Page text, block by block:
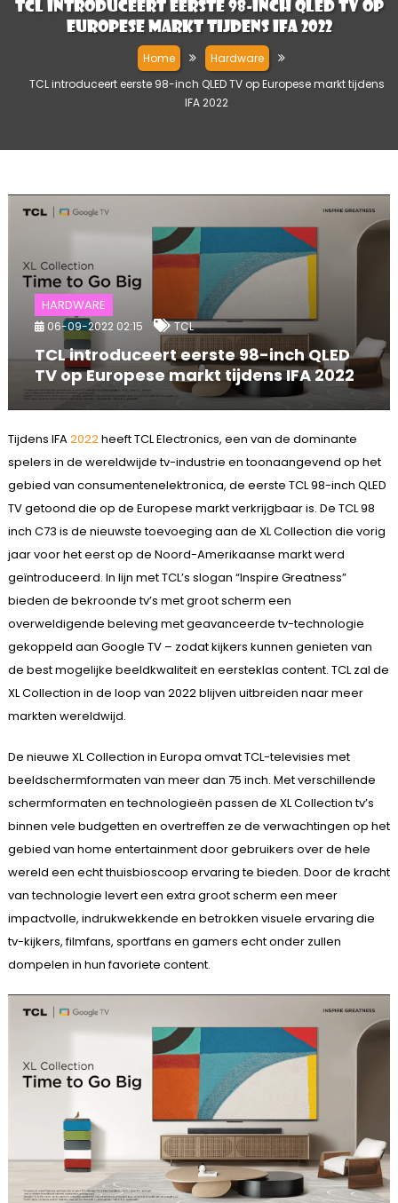
TCL introduceert eerste 98-inch QLED TV op
Europese markt tijdens IFA 2022
Home
Hardware
TCL introduceert eerste 98-inch QLED TV op Europese markt tijdens
IFA 2022
HARDWARE
06-09-2022 02:15 TCL
TCL introduceert eerste 98-inch QLED
TV op Europese markt tijdens IFA 2022
Tijdens IFA2022heeft TCL Electronics, een van de dominante
spelers in de wereldwijde tv-industrie en toonaangevend op het
gebied van consumentenelektronica, de eerste TCL 98-inch QLED
TV getoond die op de Europese markt verkrijgbaar is. De TCL 98
inch C73 is de nieuwste toevoeging aan de XL Collection die vorig
jaar voor het eerst op de Noord-Amerikaanse markt werd
geïntroduceerd. In lijn met TCL’s slogan “Inspire Greatness”
bieden de bekroonde tv’s met groot scherm een
overweldigende beleving met geavanceerde tv-technologie
gekoppeld aan Google TV – zodat kijkers kunnen genieten van
de best mogelijke beeldkwaliteit en eersteklas content. TCL zal de
XL Collection in de loop van 2022 blijven uitbreiden naar meer
markten wereldwijd.
De nieuwe XL Collection in Europa omvat TCL-televisies met
beeldschermformaten van meer dan 75 inch. Met verschillende
schermformaten en technologieën passen de XL Collection tv’s
binnen vele budgetten en overtreffen ze de verwachtingen op het
gebied van home entertainment door gebruikers over de hele
wereld een echt thuisbioscoop ervaring te bieden. Door de kracht
van technologie levert een extra groot scherm een meer
impactvolle, indrukwekkende en betrokken visuele ervaring die
tv-kijkers, filmfans, sportfans en gamers echt onder zullen
dompelen in hun favoriete content.